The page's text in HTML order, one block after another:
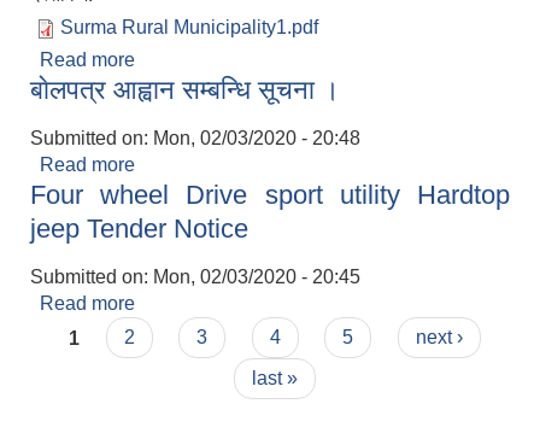
Surma Rural Municipality1.pdf
Read more
बाेलपत्र आह्वान सम्बन्धि सूचना ।
Submitted on: Mon, 02/03/2020 - 20:48
Read more
Four wheel Drive sport utility Hardtop
jeep Tender Notice
Submitted on: Mon, 02/03/2020 - 20:45
Read more
jeep Tender Notice
Pages
1 2 3 4 5
next ›
last »